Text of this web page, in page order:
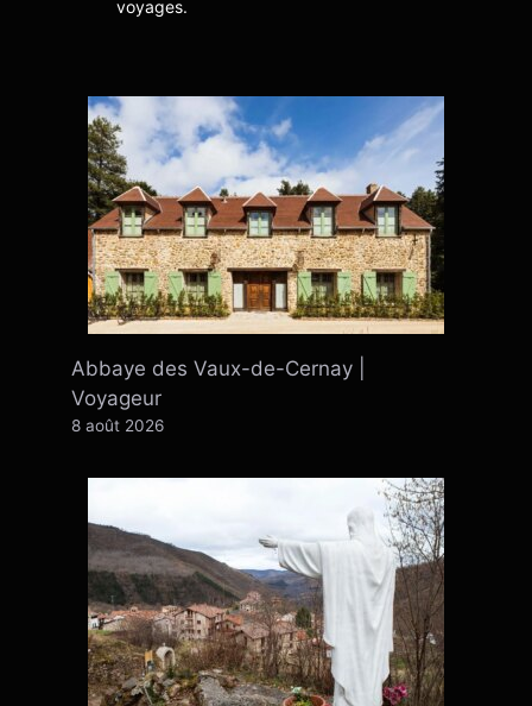
voyages.
Abbaye des Vaux-de-Cernay |
Voyageur
8 août 2026